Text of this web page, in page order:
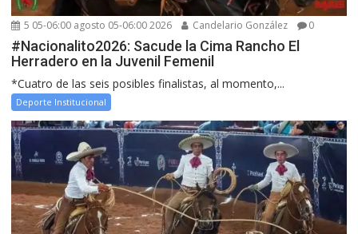
5 05-06:00 agosto 05-06:00 2026 Candelario González 0
#Nacionalito2026: Sacude la Cima Rancho El
Herradero en la Juvenil Femenil
*Cuatro de las seis posibles finalistas, al momento,...
Deporte Institucional